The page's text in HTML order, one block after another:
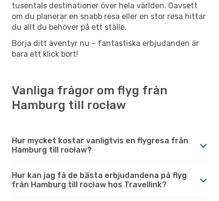
tusentals destinationer över hela världen. Oavsett
om du planerar en snabb resa eller en stor resa hittar
du allt du behöver på ett ställe.
Börja ditt äventyr nu – fantastiska erbjudanden är
bara ett klick bort!
Vanliga frågor om flyg från
Hamburg till rocław
Hur mycket kostar vanligtvis en flygresa från
Hamburg till rocław?
Hur kan jag få de bästa erbjudandena på flyg
från Hamburg till rocław hos Travellink?